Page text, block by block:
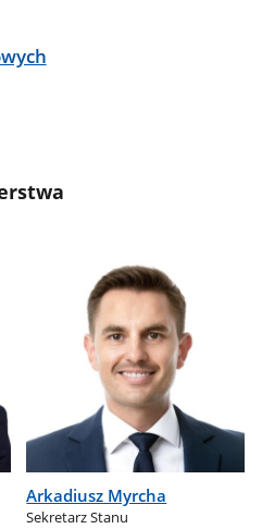
Arkadiusz Myrcha
Sekretarz Stanu